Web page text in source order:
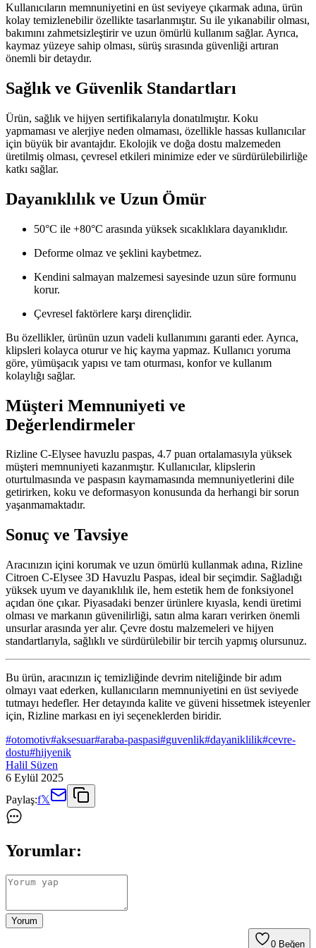
Kullanıcıların memnuniyetini en üst seviyeye çıkarmak adına, ürün
kolay temizlenebilir özellikte tasarlanmıştır. Su ile yıkanabilir olması,
bakımını zahmetsizleştirir ve uzun ömürlü kullanım sağlar. Ayrıca,
kaymaz yüzeye sahip olması, sürüş sırasında güvenliği artıran
önemli bir detaydır.
Sağlık ve Güvenlik Standartları
Ürün, sağlık ve hijyen sertifikalarıyla donatılmıştır. Koku
yapmaması ve alerjiye neden olmaması, özellikle hassas kullanıcılar
için büyük bir avantajdır. Ekolojik ve doğa dostu malzemeden
üretilmiş olması, çevresel etkileri minimize eder ve sürdürülebilirliğe
katkı sağlar.
Dayanıklılık ve Uzun Ömür
50°C ile +80°C arasında yüksek sıcaklıklara dayanıklıdır.
Deforme olmaz ve şeklini kaybetmez.
Kendini salmayan malzemesi sayesinde uzun süre formunu
korur.
Çevresel faktörlere karşı dirençlidir.
Bu özellikler, ürünün uzun vadeli kullanımını garanti eder. Ayrıca,
klipsleri kolayca oturur ve hiç kayma yapmaz. Kullanıcı yoruma
göre, yümüşacık yapısı ve tam oturması, konfor ve kullanım
kolaylığı sağlar.
Müşteri Memnuniyeti ve
Değerlendirmeler
Rizline C-Elysee havuzlu paspas, 4.7 puan ortalamasıyla yüksek
müşteri memnuniyeti kazanmıştır. Kullanıcılar, klipslerin
oturtulmasında ve paspasın kaymamasında memnuniyetlerini dile
getirirken, koku ve deformasyon konusunda da herhangi bir sorun
yaşanmamaktadır.
Sonuç ve Tavsiye
Aracınızın içini korumak ve uzun ömürlü kullanmak adına, Rizline
Citroen C-Elysee 3D Havuzlu Paspas, ideal bir seçimdir. Sağladığı
yüksek uyum ve dayanıklılık ile, hem estetik hem de fonksiyonel
açıdan öne çıkar. Piyasadaki benzer ürünlere kıyasla, kendi üretimi
olması ve markanın güvenilirliği, satın alma kararı verirken önemli
unsurlar arasında yer alır. Çevre dostu malzemeleri ve hijyen
standartlarıyla, sağlıklı ve sürdürülebilir bir tercih yapmış olursunuz.
Bu ürün, aracınızın iç temizliğinde devrim niteliğinde bir adım
olmayı vaat ederken, kullanıcıların memnuniyetini en üst seviyede
tutmayı hedefler. Her detayında kalite ve güveni hissetmek isteyenler
için, Rizline markası en iyi seçeneklerden biridir.
#otomotiv#aksesuar#araba-paspasi#guvenlik#dayaniklilik#cevre-
dostu#hijyenik
Halil Süzen
6 Eylül 2025
Paylaş:f𝕏
Yorumlar:
Yorum
0 Beğen